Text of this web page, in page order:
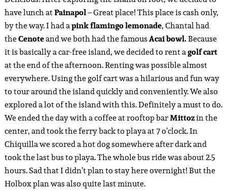
have lunch atPainapol– Great place! This place is cash only,
by the way. I had apink flamingo lemonade, Chantal had
theCenoteand we both had the famousAcai bowl.Because
it is basically a car-free island, we decided to rent agolf cart
at the end of the afternoon. Renting was possible almost
everywhere. Using the golf cart was a hilarious and fun way
to tour around the island quickly and conveniently. We also
explored a lot of the island with this. Definitely a must to do.
We ended the day with a coffee at rooftop barMittozin the
center, and took the ferry back to playa at 7 o’clock. In
Chiquilla we scored a hot dog somewhere after dark and
took the last bus to playa. The whole bus ride was about 2.5
hours. Sad that I didn’t plan to stay here overnight! But the
Holbox plan was also quite last minute.